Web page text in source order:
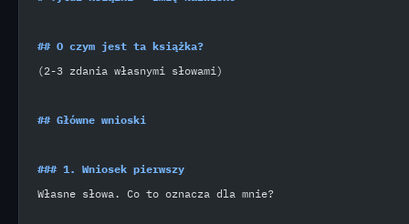
## O czym jest ta książka?
(2-3 zdania własnymi słowami)
## Główne wnioski
### 1. Wniosek pierwszy
Własne słowa. Co to oznacza dla mnie?